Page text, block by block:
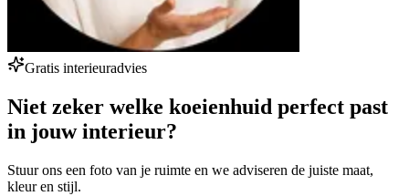
Gratis interieuradvies
Niet zeker welke koeienhuid perfect past
in jouw interieur?
Stuur ons een foto van je ruimte en we adviseren de juiste maat,
kleur en stijl.